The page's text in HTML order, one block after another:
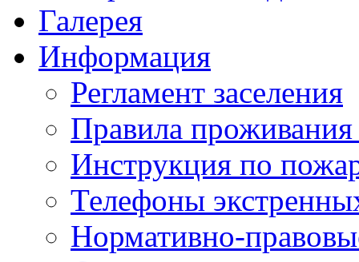
Галерея
Информация
Регламент заселения
Правила
Инструкция по
Телефоны
Нормативно-